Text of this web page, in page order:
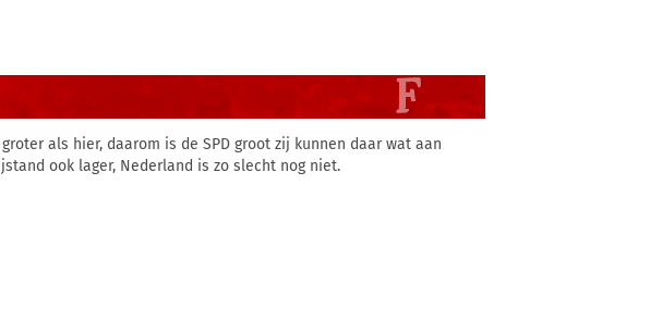
als hier, daarom is de SPD groot zij kunnen daar wat aan
ook lager, Nederland is zo slecht nog niet.